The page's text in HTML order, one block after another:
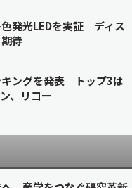
発光LEDを実証 ディス
待
キングを発表 トップ3は
、リコー